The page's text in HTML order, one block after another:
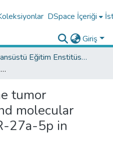
DSpace İçeriği
Giriş
Lisansüstü Eğitim Enstitüsü Tez Koleksiyonu
Investigation of the tumor suppressor role and molecular mechanism of miR-27a-5p in prostate cancer
tumor
molecular
27a-5p in